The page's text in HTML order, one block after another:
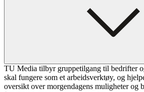
TU Media tilbyr gruppetilgang til bedrifter
skal fungere som et arbeidsverktøy, og
oversikt over morgendagens muligheter og